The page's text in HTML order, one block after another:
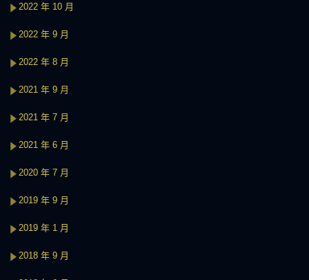
2022 年 10 月
2022 年 9 月
2022 年 8 月
2021 年 9 月
2021 年 7 月
2021 年 6 月
2020 年 7 月
2019 年 9 月
2019 年 1 月
2018 年 9 月